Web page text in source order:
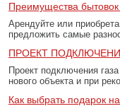
Преимущества
Арендуйте или
предложить самые
ПРОЕКТ
Проект подключения
нового объекта и при
Как выбрать подарок